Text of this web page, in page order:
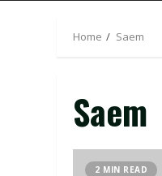
Home Saem
Saem
2 MIN READ